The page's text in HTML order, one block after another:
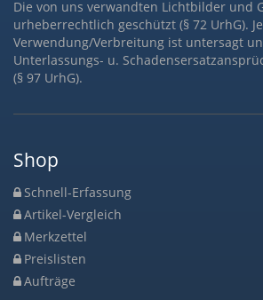
Die von uns verwandten Lichtbilder und
urheberrechtlich geschützt (§ 72 UrhG).
Verwendung/Verbreitung ist untersagt
Unterlassungs- u.
(§ 97 UrhG).
Shop
Schnell-Erfassung
Artikel-Vergleich
Merkzettel
Preislisten
Aufträge